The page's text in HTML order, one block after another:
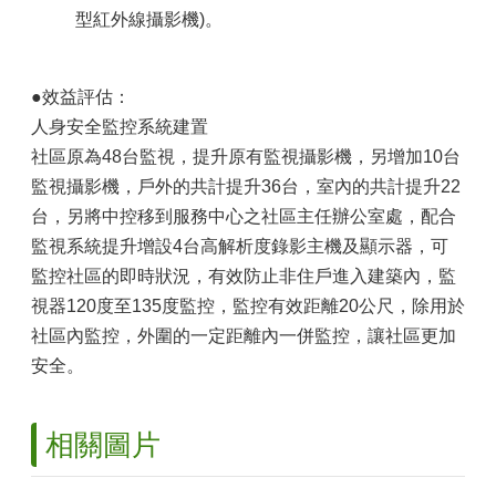
型紅外線攝影機)。
●效益評估：
人身安全監控系統建置
社區原為48台監視，提升原有監視攝影機，另增加10台
監視攝影機，戶外的共計提升36台，室內的共計提升22
台，另將中控移到服務中心之社區主任辦公室處，配合
監視系統提升增設4台高解析度錄影主機及顯示器，可
監控社區的即時狀況，有效防止非住戶進入建築內，監
視器120度至135度監控，監控有效距離20公尺，除用於
社區內監控，外圍的一定距離內一併監控，讓社區更加
安全。
相關圖片